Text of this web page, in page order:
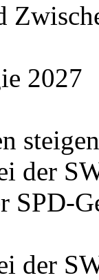
2027
der
SPD-
der